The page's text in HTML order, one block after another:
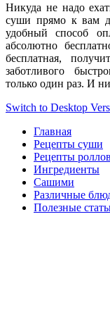
Никуда не надо
суши прямо к вам
удобный способ
абсолютно
бесплатная,
заботливого
только один раз. И
Switch to Desktop
Главная
Рецепты суши
Рецепты роллов
Ингредиенты
Сашими
Различные
Полезные